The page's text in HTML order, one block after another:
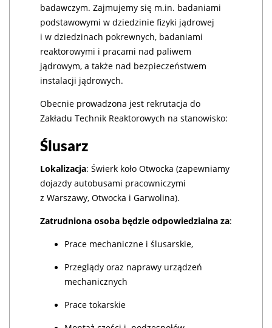
badawczym. Zajmujemy się m.in. badaniami
podstawowymi w dziedzinie fizyki jądrowej
i w dziedzinach pokrewnych, badaniami
reaktorowymi i pracami nad paliwem
jądrowym, a także nad bezpieczeństwem
instalacji jądrowych.
Obecnie prowadzona jest rekrutacja do
Zakładu Technik Reaktorowych na stanowisko:
Ślusarz
Lokalizacja: Świerk koło Otwocka (zapewniamy
dojazdy autobusami pracowniczymi
z Warszawy, Otwocka i Garwolina).
Zatrudniona osoba będzie odpowiedzialna za:
Prace mechaniczne i ślusarskie,
Przeglądy oraz naprawy urządzeń
mechanicznych
Prace tokarskie